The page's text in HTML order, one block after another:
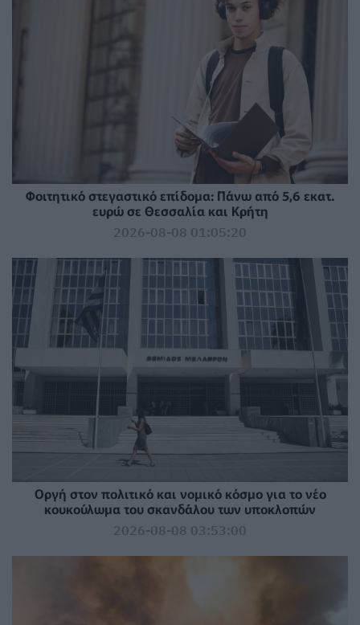
Φοιτητικό στεγαστικό επίδομα: Πάνω από 5,6 εκατ.
ευρώ σε Θεσσαλία και Κρήτη
2026-08-08 01:05:20
Οργή στον πολιτικό και νομικό κόσμο για το νέο
κουκούλωμα του σκανδάλου των υποκλοπών
2026-08-08 03:53:00